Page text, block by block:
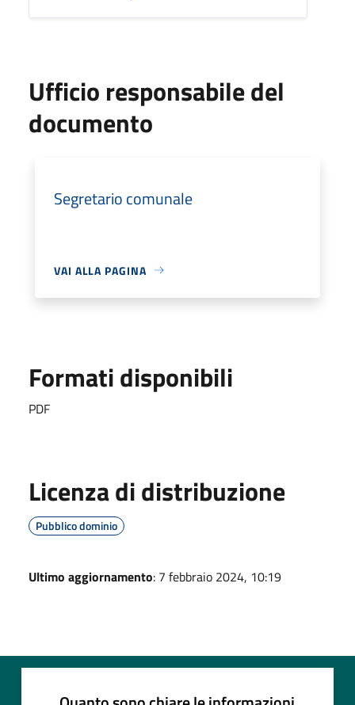
Ufficio responsabile del
documento
Segretario comunale
VAI ALLA PAGINA
Formati disponibili
PDF
Licenza di distribuzione
Pubblico dominio
Ultimo aggiornamento: 7 febbraio 2024, 10:19